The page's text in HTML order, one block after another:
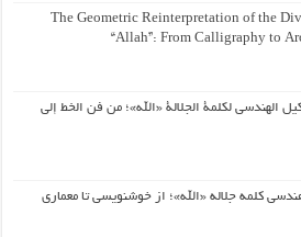
The Geometric Reinterpretation of the
“Allah”: From Calligraphy to
الهندسي لكلمة الجلالة «الله»؛ من فن الخط إلى
کلمه جلاله «الله»؛ از خوشنویسی تا معماری